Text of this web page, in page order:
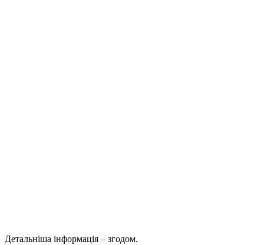
Детальніша інформація – згодом.